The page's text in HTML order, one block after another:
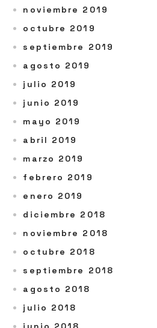
noviembre 2019
octubre 2019
septiembre 2019
agosto 2019
julio 2019
junio 2019
mayo 2019
abril 2019
marzo 2019
febrero 2019
enero 2019
diciembre 2018
noviembre 2018
octubre 2018
septiembre 2018
agosto 2018
julio 2018